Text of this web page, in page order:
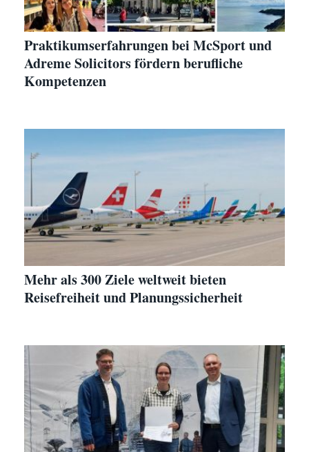
Praktikumserfahrungen bei McSport und
Adreme Solicitors fördern berufliche
Kompetenzen
Mehr als 300 Ziele weltweit bieten
Reisefreiheit und Planungssicherheit